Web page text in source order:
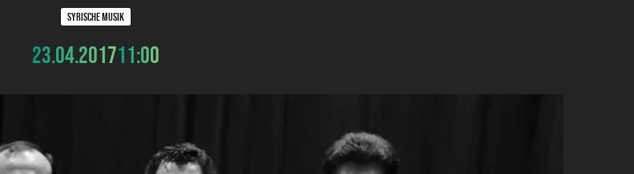
SYRISCHE MUSIK
23.04.201711:00